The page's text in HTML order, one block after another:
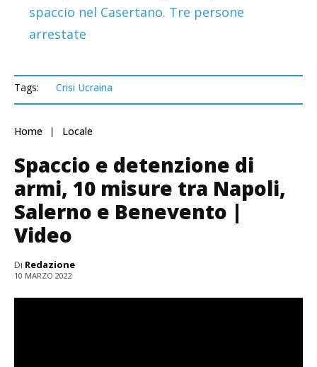
spaccio nel Casertano. Tre persone
arrestate
Tags: Crisi Ucraina
Home Locale
Spaccio e detenzione di
armi, 10 misure tra Napoli,
Salerno e Benevento |
Video
Di Redazione
10 MARZO 2022